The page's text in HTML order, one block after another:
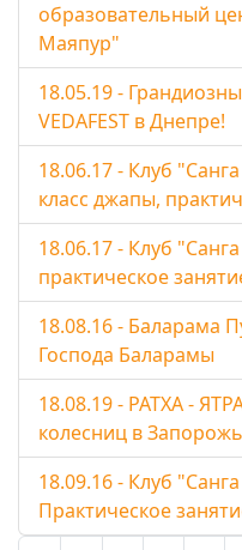
образовательный
Маяпур"
18.05.19 -
VEDAFEST в Днепре!
18.06.17 - Клуб
класс джапы,
18.06.17 - Клуб
практическое
18.08.16 - Баларама
Господа Баларамы
18.08.19 - РАТХА -
колесниц в
18.09.16 - Клуб
Практическое